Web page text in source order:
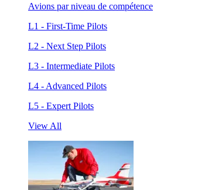
Avions par niveau de compétence
L1 - First-Time Pilots
L2 - Next Step Pilots
L3 - Intermediate Pilots
L4 - Advanced Pilots
L5 - Expert Pilots
View All